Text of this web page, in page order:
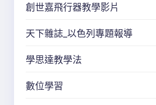
創世嘉飛行器教學影片
天下雜誌_以色列專題報導
學思達教學法
數位學習